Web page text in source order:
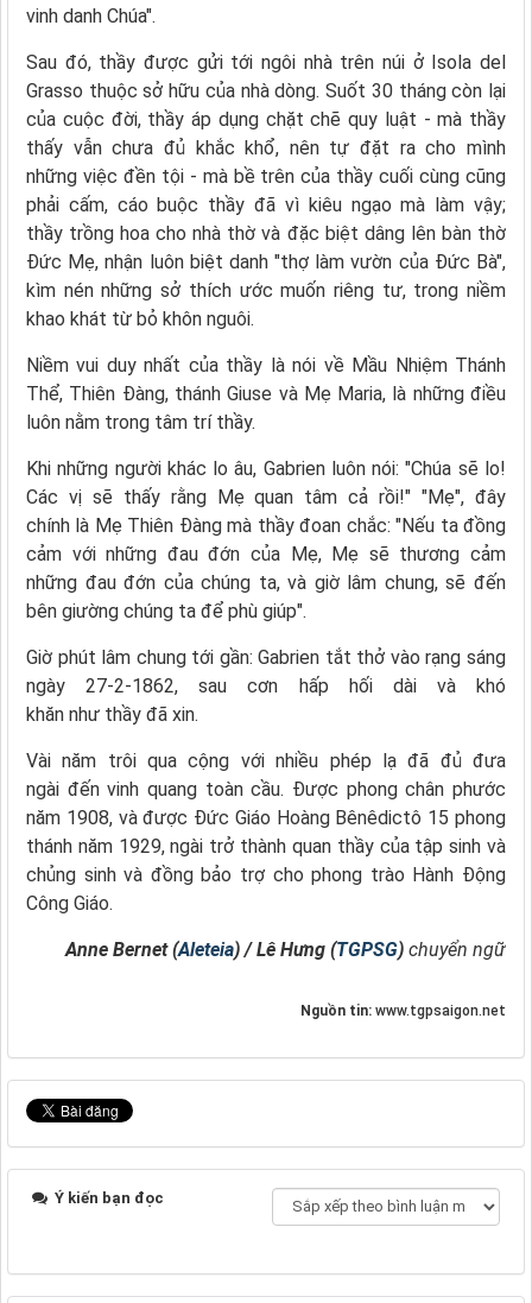
vinh danh Chúa".
Sau đó, thầy được gửi tới ngôi nhà trên núi ở Isola del
Grasso thuộc sở hữu của nhà dòng. Suốt 30 tháng còn lại
của cuộc đời, thầy áp dụng chặt chẽ quy luật - mà thầy
thấy vẫn chưa đủ khắc khổ, nên tự đặt ra cho mình
những việc đền tội - mà bề trên của thầy cuối cùng cũng
phải cấm, cáo buộc thầy đã vì kiêu ngạo mà làm vậy;
thầy trồng hoa cho nhà thờ và đặc biệt dâng lên bàn thờ
Đức Mẹ, nhận luôn biệt danh "thợ làm vườn của Đức Bà",
kìm nén những sở thích ước muốn riêng tư, trong niềm
khao khát từ bỏ khôn nguôi.
Niềm vui duy nhất của thầy là nói về Mầu Nhiệm Thánh
Thể, Thiên Đàng, thánh Giuse và Mẹ Maria, là những điều
luôn nằm trong tâm trí thầy.
Khi những người khác lo âu, Gabrien luôn nói: "Chúa sẽ lo!
Các vị sẽ thấy rằng Mẹ quan tâm cả rồi!" "Mẹ", đây
chính là Mẹ Thiên Đàng mà thầy đoan chắc: "Nếu ta đồng
cảm với những đau đớn của Mẹ, Mẹ sẽ thương cảm
những đau đớn của chúng ta, và giờ lâm chung, sẽ đến
bên giường chúng ta để phù giúp".
Giờ phút lâm chung tới gần: Gabrien tắt thở vào rạng sáng
ngày 27-2-1862, sau cơn hấp hối dài và khó
khăn như thầy đã xin.
Vài năm trôi qua cộng với nhiều phép lạ đã đủ đưa
ngài đến vinh quang toàn cầu. Được phong chân phước
năm 1908, và được Đức Giáo Hoàng Bênêdictô 15 phong
thánh năm 1929, ngài trở thành quan thầy của tập sinh và
chủng sinh và đồng bảo trợ cho phong trào Hành Động
Công Giáo.
Anne Bernet (Aleteia) / Lê Hưng (TGPSG) chuyển ngữ
Nguồn tin: www.tgpsaigon.net
Ý kiến bạn đọc